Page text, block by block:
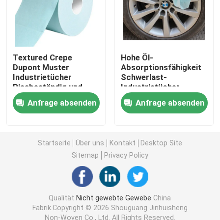
Nichtgewebte Tischdecke
Haushaltsreinigungsschlauch
Spunlace-Reinigungstücher
Wegwerfreinigungstücher
Wipper für den Lebensmittelbereich
Einweg-Wäsche für die Küche
Textured Crepe
Dupont Muster
Industrietücher
Rissbeständig und
langlebig für schwere
Reinigung
Anfrage absenden
Hohe Öl-
Absorptionsfähigkeit
Schwerlast-
Industrietücher
30x60cm Stückgröße
zur Reinigung
Anfrage absenden
Startseite Über uns Kontakt
Desktop Site
Sitemap
Privacy Policy
Qualität Nicht gewebte Gewebe China
Fabrik.Copyright © 2026 Shouguang Jinhuisheng
Non-Woven Co., Ltd. All Rights Reserved.